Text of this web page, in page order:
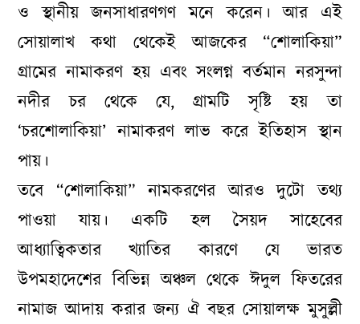
ও স্থানীয় জনসাধারণগণ মনে করেন। আর এই
সোয়ালাখ কথা থেকেই আজকের “শোলাকিয়া”
গ্রামের নামাকরণ হয় এবং সংলগ্ন বর্তমান নরসুন্দা
নদীর চর থেকে যে, গ্রামটি সৃষ্টি হয় তা
‘চরশোলাকিয়া’ নামাকরণ লাভ করে ইতিহাস স্থান
পায়।
তবে “শোলাকিয়া” নামকরণের আরও দুটো তথ্য
পাওয়া যায়। একটি হল সৈয়দ সাহেবের
আধ্যাত্বিকতার খ্যাতির কারণে যে ভারত
উপমহাদেশের বিভিন্ন অঞ্চল থেকে ঈদুল ফিতরের
নামাজ আদায় করার জন্য ঐ বছর সোয়ালক্ষ মুসুল্লী